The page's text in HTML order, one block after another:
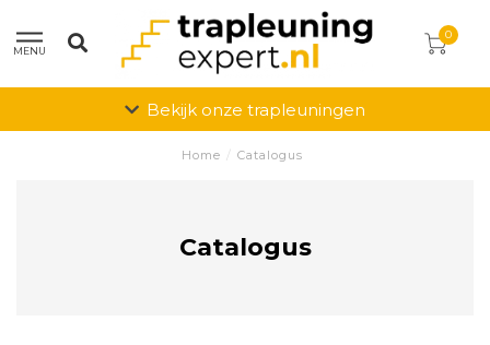
MENU
0
Bekijk onze trapleuningen
Home / Catalogus
Catalogus